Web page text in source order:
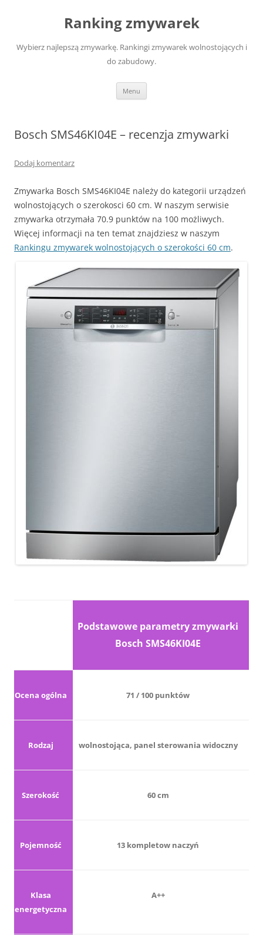
Ranking zmywarek
Wybierz najlepszą zmywarkę. Rankingi zmywarek wolnostojących i
do zabudowy.
Menu
Bosch SMS46KI04E – recenzja zmywarki
Dodaj komentarz
Zmywarka Bosch SMS46KI04E należy do kategorii urządzeń
wolnostojących o szerokosci 60 cm. W naszym serwisie
zmywarka otrzymała 70.9 punktów na 100 możliwych.
Więcej informacji na ten temat znajdziesz w naszym
Rankingu zmywarek wolnostojących o szerokości 60 cm.
Podstawowe parametry zmywarki
Bosch SMS46KI04E
Ocena ogólna 71 / 100 punktów
Rodzaj wolnostojąca, panel sterowania widoczny
Szerokość 60 cm
Pojemność 13 kompletow naczyń
Klasa
energetyczna
A++